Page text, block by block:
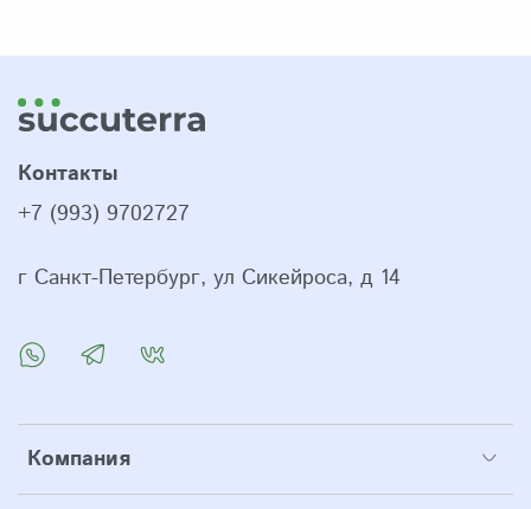
Компания
Контакты
+7 (993) 9702727
г Санкт-Петербург, ул Сикейроса, д 14